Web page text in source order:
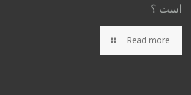
است ؟
Read more